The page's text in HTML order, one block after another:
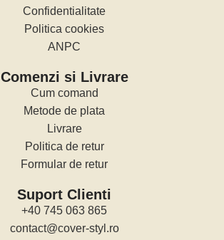
Confidentialitate
Politica cookies
ANPC
Comenzi si Livrare
Cum comand
Metode de plata
Livrare
Politica de retur
Formular de retur
Suport Clienti
+40 745 063 865
contact@cover-styl.ro